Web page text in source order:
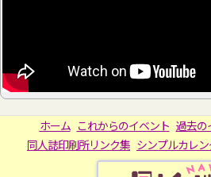
ホーム これからのイベント 過去の
同人誌印刷所リンク集 シンプルカレ